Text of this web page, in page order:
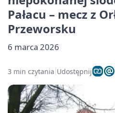
Pałacu – mecz z
Przeworsku
6 marca 2026
3 min czytania Udostępnij